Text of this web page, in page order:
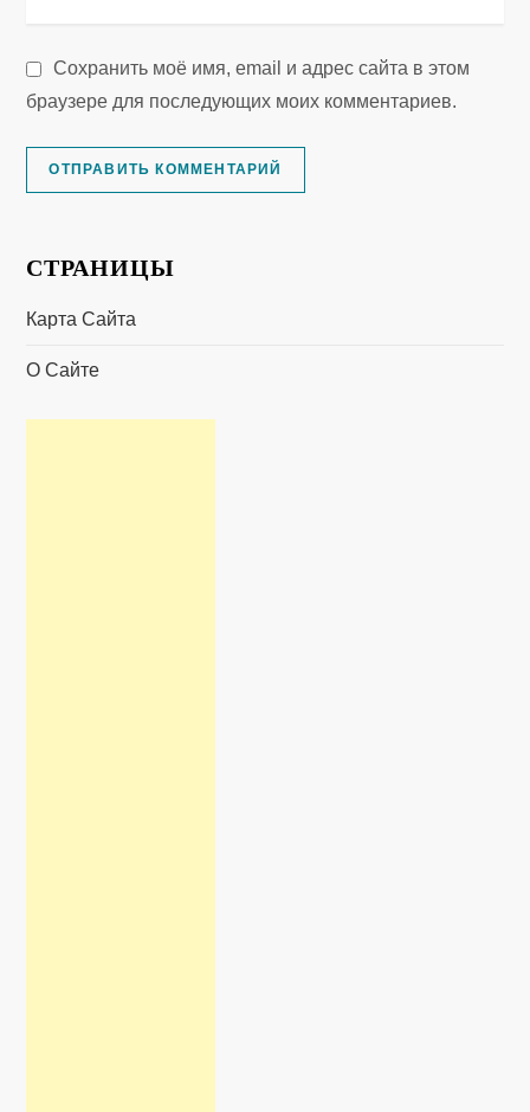
Сохранить моё имя, email и адрес сайта в этом
браузере для последующих моих комментариев.
СТРАНИЦЫ
Карта Сайта
О Сайте